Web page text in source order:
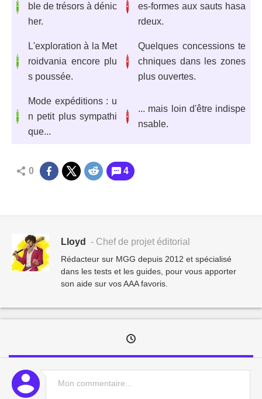
ble de trésors à dénic
her.
es-formes aux sauts hasa
rdeux.
L'exploration à la Met
roidvania encore plu
s poussée.
Quelques concessions te
chniques dans les zones
plus ouvertes.
Mode expéditions : u
n petit plus sympathi
que...
... mais loin d'être indispe
nsable.
0 4
Lloyd - Chef de projet éditorial
Rédacteur sur MGG depuis 2012 et spécialisé
dans les tests et les guides, pour vous apporter
son aide sur vos AAA favoris.